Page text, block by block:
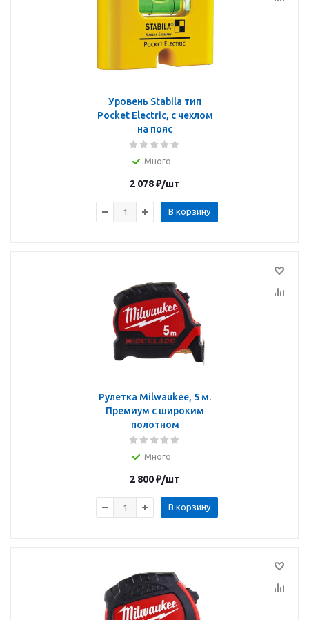
Уровень Stabila тип
Pocket Electric, с чехлом
на пояс
Много
2 078₽/шт
В корзину
Рулетка Milwaukee, 5 м.
Премиум с широким
полотном
Много
2 800₽/шт
В корзину